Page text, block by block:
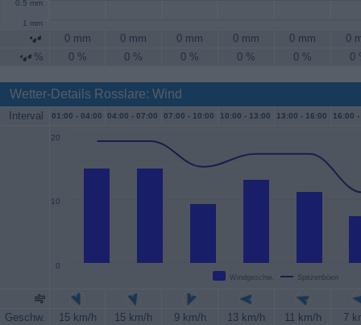
0.5 mm
1 mm
0 mm 0 mm 0 mm 0 mm 0 mm
0
%
0 % 0 % 0 % 0 % 0 % 0
Wetter-Details Rosslare: Wind
Interval 01:00 - 04:00 04:00 - 07:00 07:00 - 10:00 10:00 - 13:00 13:00 - 16:00 16:00 -
Windgeschw. Spitzenböen
0
10
20
Geschw. 15 km/h 15 km/h 9 km/h 13 km/h 11 km/h
7